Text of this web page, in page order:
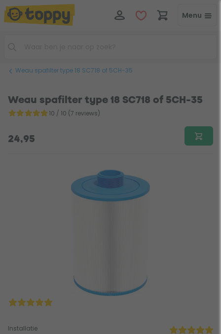
Menu
Weau spafilter type 18 SC718 of 5CH-35
Weau spafilter type 18 SC718 of 5CH-35
10 / 10 (7 reviews)
24,95
Installatie